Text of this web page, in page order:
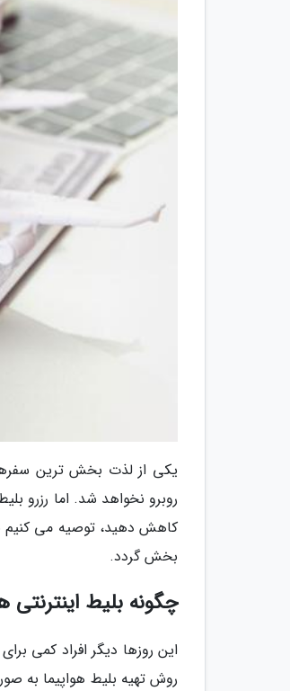
یکی از لذت بخش ترین
روبرو نخواهد شد. اما رزرو
کاهش دهید، توصیه می کنیم به
بخش گردد.
چگونه بلیط اینترنتی
این روزها دیگر افراد کمی
روش تهیه بلیط هواپیما به